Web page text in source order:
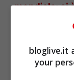
mondiale: si
cantante
Jovanotti a
ricordano
bloglive.it
your